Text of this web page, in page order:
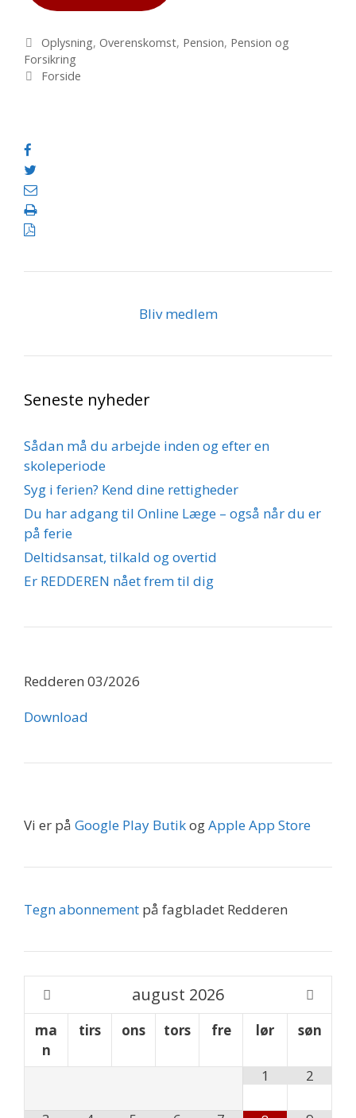
Kategorier
Oplysning, Overenskomst, Pension, Pension og
Forsikring
Tags
Forside
Bliv medlem
Seneste nyheder
Sådan må du arbejde inden og efter en
skoleperiode
Syg i ferien? Kend dine rettigheder
Du har adgang til Online Læge – også når du er
på ferie
Deltidsansat, tilkald og overtid
Er REDDEREN nået frem til dig
Redderen 03/2026
Download
Vi er på Google Play ButikogApple App Store
Tegn abonnement på fagbladet Redderen
august 2026
ma
n
tirs ons tors fre lør søn
1 2